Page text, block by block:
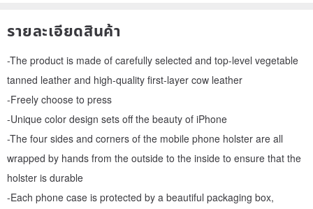
รายละเอียดสินค้า
-The product is made of carefully selected and top-level vegetable
tanned leather and high-quality first-layer cow leather
-Freely choose to press
-Unique color design sets off the beauty of iPhone
-The four sides and corners of the mobile phone holster are all
wrapped by hands from the outside to the inside to ensure that the
holster is durable
-Each phone case is protected by a beautiful packaging box,